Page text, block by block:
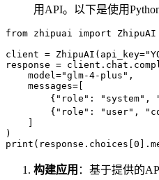
用API。以下是使用
from zhipuai import ZhipuAI
client =
response =
    model="glm-4-plus",
    messages=[
{"role": "system",
{"role": "user",
)
构建应用 ：基于提供的